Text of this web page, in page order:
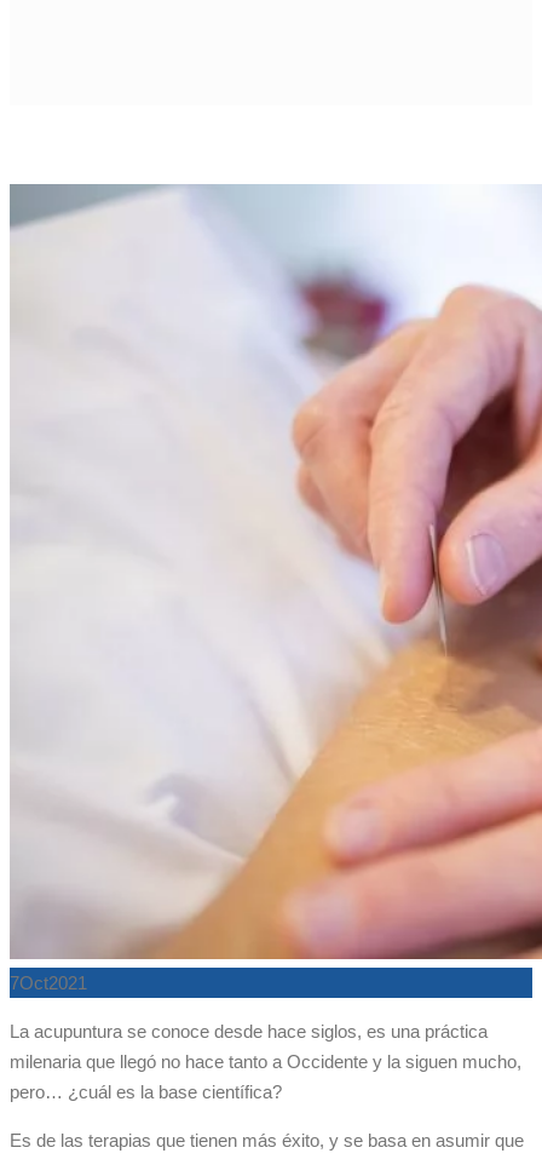
7Oct2021
La acupuntura se conoce desde hace siglos, es una práctica
milenaria que llegó no hace tanto a Occidente y la siguen mucho,
pero… ¿cuál es la base científica?
Es de las terapias que tienen más éxito, y se basa en asumir que